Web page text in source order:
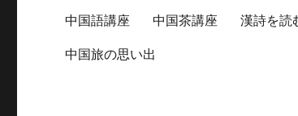
中国語講座 中国茶講座 漢詩を読
中国旅の思い出